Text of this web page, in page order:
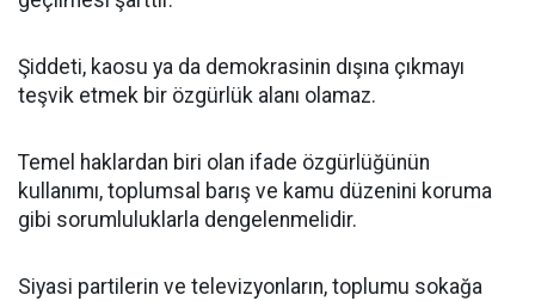
Şiddeti, kaosu ya da demokrasinin dışına çıkmayı
teşvik etmek bir özgürlük alanı olamaz.
Temel haklardan biri olan ifade özgürlüğünün
kullanımı, toplumsal barış ve kamu düzenini koruma
gibi sorumluluklarla dengelenmelidir.
Siyasi partilerin ve televizyonların, toplumu sokağa